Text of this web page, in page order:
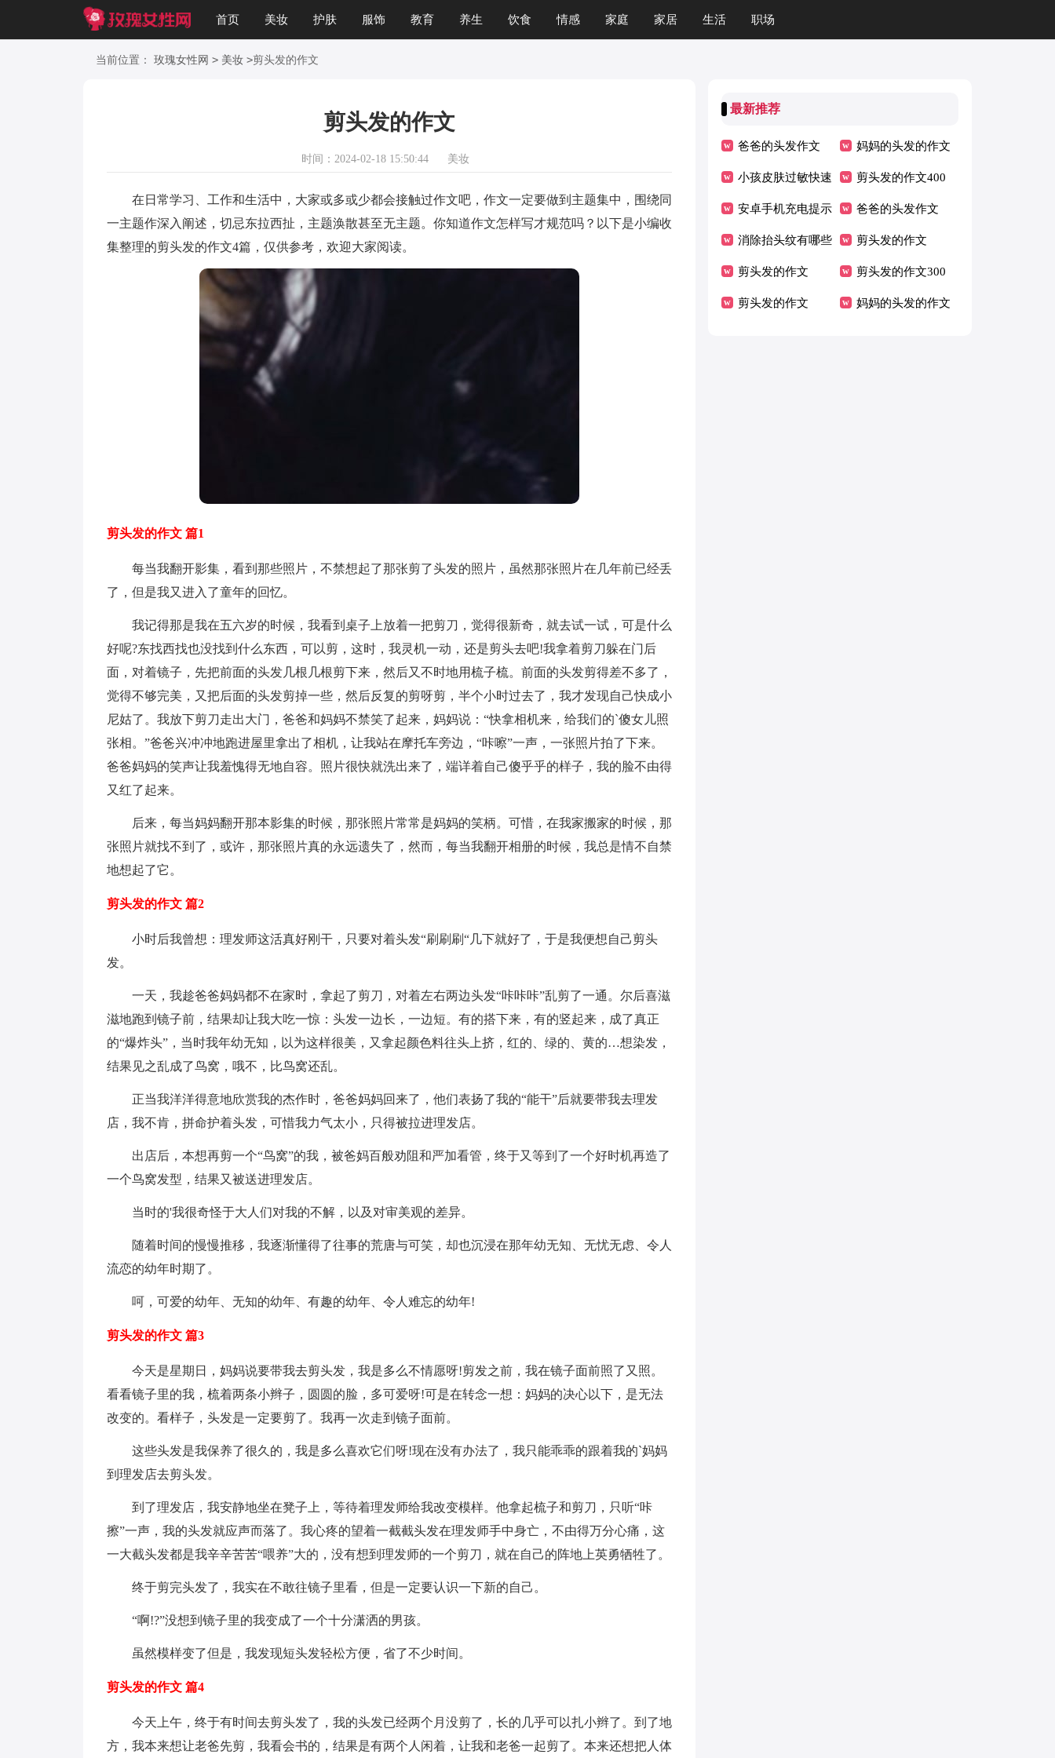
首页 美妆 护肤 服饰 教育 养生 饮食 情感 家庭 家居 生活 职场
美文 知识 起名
当前位置： 玫瑰女性网 > 美妆 >剪头发的作文
剪头发的作文
时间：2024-02-18 15:50:44 美妆
在日常学习、工作和生活中，大家或多或少都会接触过作文吧，作文一定要做到主题集中，围绕同
一主题作深入阐述，切忌东拉西扯，主题涣散甚至无主题。你知道作文怎样写才规范吗？以下是小编收
集整理的剪头发的作文4篇，仅供参考，欢迎大家阅读。
剪头发的作文 篇1
每当我翻开影集，看到那些照片，不禁想起了那张剪了头发的照片，虽然那张照片在几年前已经丢
了，但是我又进入了童年的回忆。
我记得那是我在五六岁的时候，我看到桌子上放着一把剪刀，觉得很新奇，就去试一试，可是什么
好呢?东找西找也没找到什么东西，可以剪，这时，我灵机一动，还是剪头去吧!我拿着剪刀躲在门后
面，对着镜子，先把前面的头发几根几根剪下来，然后又不时地用梳子梳。前面的头发剪得差不多了，
觉得不够完美，又把后面的头发剪掉一些，然后反复的剪呀剪，半个小时过去了，我才发现自己快成小
尼姑了。我放下剪刀走出大门，爸爸和妈妈不禁笑了起来，妈妈说：“快拿相机来，给我们的`傻女儿照
张相。”爸爸兴冲冲地跑进屋里拿出了相机，让我站在摩托车旁边，“咔嚓”一声，一张照片拍了下来。
爸爸妈妈的笑声让我羞愧得无地自容。照片很快就洗出来了，端详着自己傻乎乎的样子，我的脸不由得
又红了起来。
后来，每当妈妈翻开那本影集的时候，那张照片常常是妈妈的笑柄。可惜，在我家搬家的时候，那
张照片就找不到了，或许，那张照片真的永远遗失了，然而，每当我翻开相册的时候，我总是情不自禁
地想起了它。
剪头发的作文 篇2
小时后我曾想：理发师这活真好刚干，只要对着头发“刷刷刷“几下就好了，于是我便想自己剪头
发。
一天，我趁爸爸妈妈都不在家时，拿起了剪刀，对着左右两边头发“咔咔咔”乱剪了一通。尔后喜滋
滋地跑到镜子前，结果却让我大吃一惊：头发一边长，一边短。有的搭下来，有的竖起来，成了真正
的“爆炸头”，当时我年幼无知，以为这样很美，又拿起颜色料往头上挤，红的、绿的、黄的…想染发，
结果见之乱成了鸟窝，哦不，比鸟窝还乱。
正当我洋洋得意地欣赏我的杰作时，爸爸妈妈回来了，他们表扬了我的“能干”后就要带我去理发
店，我不肯，拼命护着头发，可惜我力气太小，只得被拉进理发店。
出店后，本想再剪一个“鸟窝”的我，被爸妈百般劝阻和严加看管，终于又等到了一个好时机再造了
一个鸟窝发型，结果又被送进理发店。
当时的'我很奇怪于大人们对我的不解，以及对审美观的差异。
随着时间的慢慢推移，我逐渐懂得了往事的荒唐与可笑，却也沉浸在那年幼无知、无忧无虑、令人
流恋的幼年时期了。
呵，可爱的幼年、无知的幼年、有趣的幼年、令人难忘的幼年!
剪头发的作文 篇3
今天是星期日，妈妈说要带我去剪头发，我是多么不情愿呀!剪发之前，我在镜子面前照了又照。
看看镜子里的我，梳着两条小辫子，圆圆的脸，多可爱呀!可是在转念一想：妈妈的决心以下，是无法
改变的。看样子，头发是一定要剪了。我再一次走到镜子面前。
这些头发是我保养了很久的，我是多么喜欢它们呀!现在没有办法了，我只能乖乖的跟着我的`妈妈
到理发店去剪头发。
到了理发店，我安静地坐在凳子上，等待着理发师给我改变模样。他拿起梳子和剪刀，只听“咔
擦”一声，我的头发就应声而落了。我心疼的望着一截截头发在理发师手中身亡，不由得万分心痛，这
一大截头发都是我辛辛苦苦“喂养”大的，没有想到理发师的一个剪刀，就在自己的阵地上英勇牺牲了。
终于剪完头发了，我实在不敢往镜子里看，但是一定要认识一下新的自己。
“啊!?”没想到镜子里的我变成了一个十分潇洒的男孩。
虽然模样变了但是，我发现短头发轻松方便，省了不少时间。
剪头发的作文 篇4
今天上午，终于有时间去剪头发了，我的头发已经两个月没剪了，长的几乎可以扎小辫了。到了地
方，我本来想让老爸先剪，我看会书的，结果是有两个人闲着，让我和老爸一起剪了。本来还想把人体
最新推荐
爸爸的头发作文 妈妈的头发的作文
小孩皮肤过敏快速
止痒要怎么办
剪头发的作文400
字
安卓手机充电提示
音怎么设置
爸爸的头发作文
消除抬头纹有哪些
方法
剪头发的作文
剪头发的作文 剪头发的作文300
字
剪头发的作文 妈妈的头发的作文